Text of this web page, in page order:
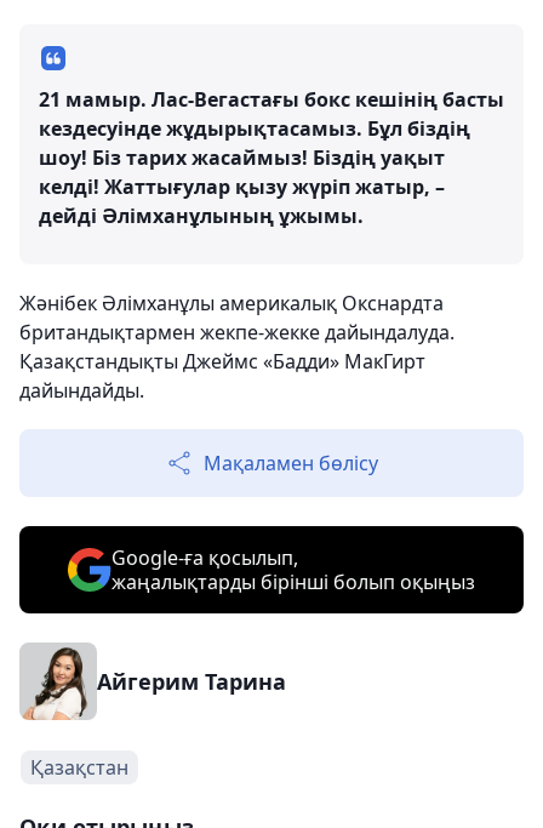
21 мамыр. Лас-Вегастағы бокс кешінің басты
кездесуінде жұдырықтасамыз. Бұл біздің
шоу! Біз тарих жасаймыз! Біздің уақыт
келді! Жаттығулар қызу жүріп жатыр, –
дейді Әлімханұлының ұжымы.
Жәнібек Әлімханұлы америкалық Окснардта
британдықтармен жекпе-жекке дайындалуда.
Қазақстандықты Джеймс «Бадди» МакГирт
дайындайды.
Мақаламен бөлісу
Google-ға қосылып,
жаңалықтарды бірінші болып оқыңыз
Айгерим Тарина
Қазақстан